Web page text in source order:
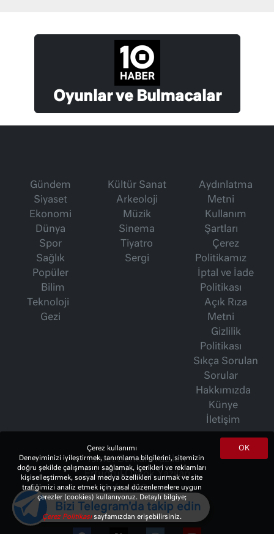
Oyunlar ve Bulmacalar
Gündem
Siyaset
Ekonomi
Dünya
Spor
Sağlık
Popüler
Bilim
Teknoloji
Gezi
Kültür Sanat
Arkeoloji
Müzik
Sinema
Tiyatro
Sergi
Aydınlatma
Metni
Kullanım
Şartları
Çerez
Politikamız
İptal ve İade
Politikası
Açık Rıza
Metni
Gizlilik
Politikası
Sıkça Sorulan
Sorular
Hakkımızda
Künye
İletişim
İsmet Berkan Yazıları
Ertuğrul Özkök Yazıları
Haftalık Gazete
OK
Çerez kullanımı
Deneyiminizi iyileştirmek, tanımlama bilgilerini, sitemizin
doğru şekilde çalışmasını sağlamak, içerikleri ve reklamları
kişiselleştirmek, sosyal medya özellikleri sunmak ve site
trafiğimizi analiz etmek için yasal düzenlemelere uygun
çerezler (cookies) kullanıyoruz. Detaylı bilgiye;
Çerez Politikasısayfamızdan erişebilirsiniz.
Bizi Telegram'da takip edin